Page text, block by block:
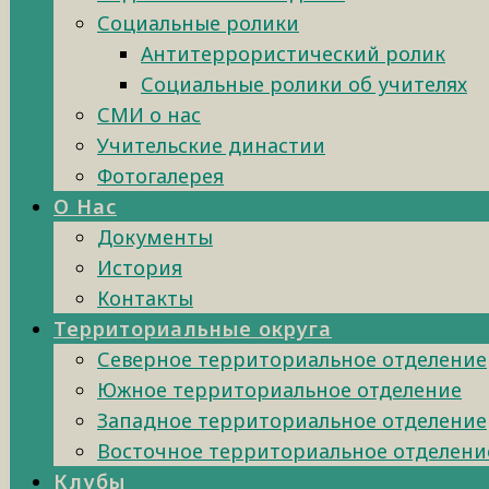
Социальные ролики
Антитеррористический ролик
Социальные ролики об учителях
СМИ о нас
Учительские династии
Фотогалерея
О Нас
Документы
История
Контакты
Территориальные округа
Северное территориальное отделение
Южное территориальное отделение
Западное территориальное отделение
Восточное территориальное
Клубы